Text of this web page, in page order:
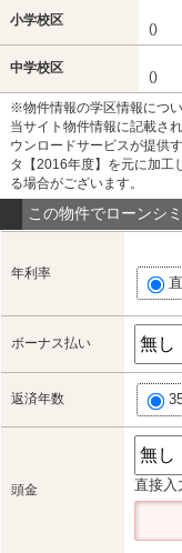
小学校区
()
中学校区
()
※物件情報の学区情報につ
当サイト物件情報に記載さ
ウンロードサービスが提供
タ【2016年度】を元に加工
る場合がございます。
この物件でローンシ
年利率
ボーナス払い
返済年数
頭金 直接入